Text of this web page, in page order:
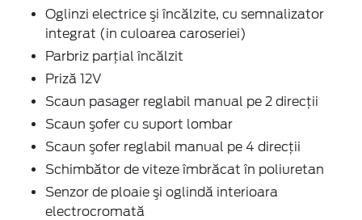
Oglinzi electrice şi încălzite, cu semnalizator
integrat (in culoarea caroseriei)
Parbriz parţial încălzit
Priză 12V
Scaun pasager reglabil manual pe 2 direcţii
Scaun şofer cu suport lombar
Scaun şofer reglabil manual pe 4 direcţii
Schimbător de viteze îmbrăcat în poliuretan
Senzor de ploaie şi oglindă interioara
electrocromată